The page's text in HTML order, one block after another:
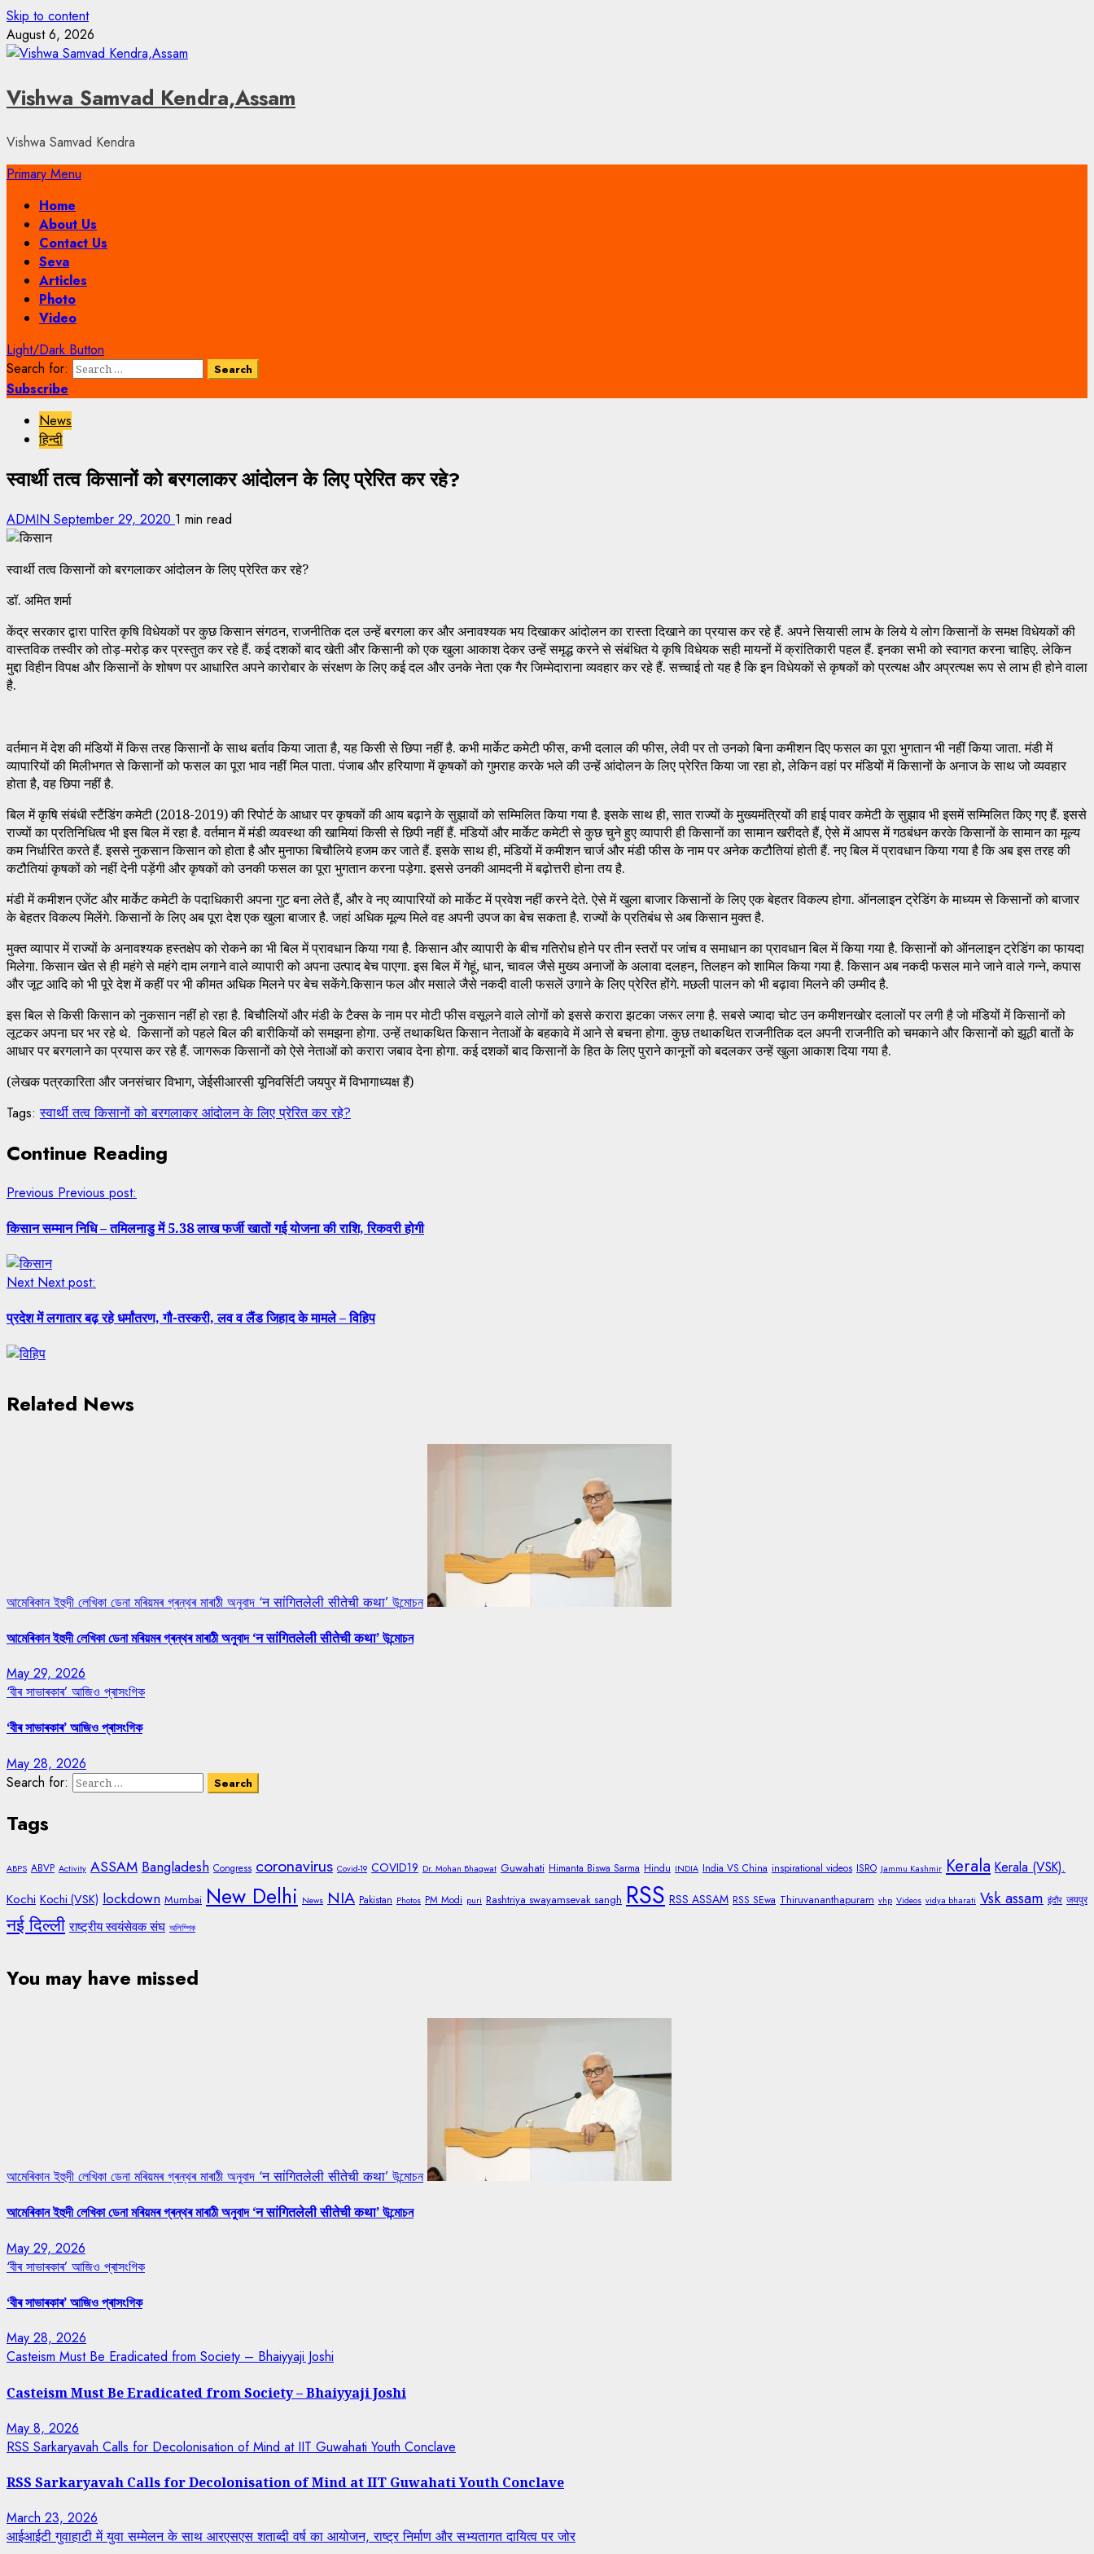
Skip to content
August 6, 2026
Vishwa Samvad Kendra,Assam
Vishwa Samvad Kendra
Primary Menu
Home
About Us
Contact Us
Seva
Articles
Photo
Video
Light/Dark Button
Search for:
Subscribe
News
हिन्दी
स्वार्थी तत्व किसानों को बरगलाकर आंदोलन के लिए प्रेरित कर रहे?
ADMIN September 29, 2020 1 min read
स्वार्थी तत्व किसानों को बरगलाकर आंदोलन के लिए प्रेरित कर रहे?
डॉ. अमित शर्मा
केंद्र सरकार द्वारा पारित कृषि विधेयकों पर कुछ किसान संगठन, राजनीतिक दल उन्हें बरगला कर और अनावश्यक भय दिखाकर आंदोलन का रास्ता दिखाने का प्रयास कर रहे हैं. अपने सियासी लाभ के लिये ये लोग किसानों के समक्ष विधेयकों की
वास्तविक तस्वीर को तोड़-मरोड़ कर प्रस्तुत कर रहे हैं. कई दशकों बाद खेती और किसानी को एक खुला आकाश देकर उन्हें समृद्ध करने से संबंधित ये कृषि विधेयक सही मायनों में क्रांतिकारी पहल हैं. इनका सभी को स्वागत करना चाहिए. लेकिन
मुद्दा विहीन विपक्ष और किसानों के शोषण पर आधारित अपने कारोबार के संरक्षण के लिए कई दल और उनके नेता एक गैर जिम्मेदाराना व्यवहार कर रहे हैं. सच्चाई तो यह है कि इन विधेयकों से कृषकों को प्रत्यक्ष और अप्रत्यक्ष रूप से लाभ ही होने वाला
है.
वर्तमान में देश की मंडियों में किस तरह किसानों के साथ बर्ताव किया जाता है, यह किसी से छिपा नहीं है. कभी मार्केट कमेटी फीस, कभी दलाल की फीस, लेवी पर तो उनको बिना कमीशन दिए फसल का पूरा भुगतान भी नहीं किया जाता. मंडी में
व्यापारियों की मिलीभगत से किसानों को फसल का पूरा भाव नहीं मिल पाता. पंजाब और हरियाणा में कृषकों को गुमराह करके भले की उन्हें आंदोलन के लिए प्रेरित किया जा रहा हो, लेकिन वहां पर मंडियों में किसानों के अनाज के साथ जो व्यवहार
होता है, वह छिपा नहीं है.
बिल में कृषि संबंधी स्टैंडिंग कमेटी (2018-2019) की रिपोर्ट के आधार पर कृषकों की आय बढ़ाने के सुझावों को सम्मिलित किया गया है. इसके साथ ही, सात राज्यों के मुख्यमंत्रियों की हाई पावर कमेटी के सुझाव भी इसमें सम्मिलित किए गए हैं. इससे
राज्यों का प्रतिनिधित्व भी इस बिल में रहा है. वर्तमान में मंडी व्यवस्था की खामियां किसी से छिपी नहीं हैं. मंडियों और मार्केट कमेटी से कुछ चुने हुए व्यापारी ही किसानों का सामान खरीदते हैं, ऐसे में आपस में गठबंधन करके किसानों के सामान का मूल्य
कम निर्धारित करते हैं. इससे नुकसान किसान को होता है और मुनाफा बिचौलिये हजम कर जाते हैं. इसके साथ ही, मंडियों में कमीशन चार्ज और मंडी फीस के नाम पर अनेक कटौतियां होती हैं. नए बिल में प्रावधान किया गया है कि अब इस तरह की
कटौतियां कृषकों को नहीं देनी पड़ेंगी और कृषकों को उनकी फसल का पूरा भुगतान करना पड़ेगा. इससे उनकी आमदनी में बढ़ोत्तरी होना तय है.
मंडी में कमीशन एजेंट और मार्केट कमेटी के पदाधिकारी अपना गुट बना लेते हैं, और वे नए व्यापारियों को मार्केट में प्रवेश नहीं करने देते. ऐसे में खुला बाजार किसानों के लिए एक बेहतर विकल्प होगा. ऑनलाइन ट्रेडिंग के माध्यम से किसानों को बाजार
के बेहतर विकल्प मिलेंगे. किसानों के लिए अब पूरा देश एक खुला बाजार है. जहां अधिक मूल्य मिले वह अपनी उपज का बेच सकता है. राज्यों के प्रतिबंध से अब किसान मुक्त है.
मुक्त व्यापार में राज्यों के अनावश्यक हस्तक्षेप को रोकने का भी बिल में प्रावधान किया गया है. किसान और व्यापारी के बीच गतिरोध होने पर तीन स्तरों पर जांच व समाधान का प्रावधान बिल में किया गया है. किसानों को ऑनलाइन ट्रेडिंग का फायदा
मिलेगा. किसान खेत से ही महंगे से महंगे दाम लगाने वाले व्यापारी को अपना उत्पाद बेच पाएगा. इस बिल में गेहूं, धान, चावल जैसे मुख्य अनाजों के अलावा दलहन, तिलहन को शामिल किया गया है. किसान अब नकदी फसल माने जाने वाले गन्ने, कपास
और जूट आदि को भी पूरे देश में कहीं पर भी कीमत अधिक मिलने पर बेच सकेंगे.किसान फल और मसाले जैसे नकदी वाली फसलें उगाने के लिए प्रेरित होंगे. मछली पालन को भी बढ़ावा मिलने की उम्मीद है.
इस बिल से किसी किसान को नुकसान नहीं हो रहा है. बिचौलियों और मंडी के टैक्स के नाम पर मोटी फीस वसूलने वाले लोगों को इससे करारा झटका जरूर लगा है. सबसे ज्यादा चोट उन कमीशनखोर दलालों पर लगी है जो मंडियों में किसानों को
लूटकर अपना घर भर रहे थे. किसानों को पहले बिल की बारीकियों को समझना होगा. उन्हें तथाकथित किसान नेताओं के बहकावे में आने से बचना होगा. कुछ तथाकथित राजनीतिक दल अपनी राजनीति को चमकाने और किसानों को झूठी बातों के
आधार पर बरगलाने का प्रयास कर रहे हैं. जागरूक किसानों को ऐसे नेताओं को करारा जबाव देना होगा. कई दशकों बाद किसानों के हित के लिए पुराने कानूनों को बदलकर उन्हें खुला आकाश दिया गया है.
(लेखक पत्रकारिता और जनसंचार विभाग, जेईसीआरसी यूनिवर्सिटी जयपुर में विभागाध्यक्ष हैं)
Tags:स्वार्थी तत्व किसानों को बरगलाकर आंदोलन के लिए प्रेरित कर रहे?
Continue Reading
Previous Previous post:
किसान सम्मान निधि – तमिलनाडु में 5.38 लाख फर्जी खातों गई योजना की राशि, रिकवरी होगी
Next Next post:
प्रदेश में लगातार बढ़ रहे धर्मांतरण, गौ-तस्करी, लव व लैंड जिहाद के मामले – विहिप
Related News
আমেৰিকান ইহুদী লেখিকা ডেনা মৰিয়মৰ গ্ৰন্থৰ মাৰাঠী অনুবাদ ‘न सांगितलेली सीतेची कथा’ উন্মোচন
আমেৰিকান ইহুদী লেখিকা ডেনা মৰিয়মৰ গ্ৰন্থৰ মাৰাঠী অনুবাদ ‘न सांगितलेली सीतेची कथा’ উন্মোচন
May 29, 2026
‘বীৰ সাভাৰকাৰ’ আজিও প্ৰাসংগিক
‘বীৰ সাভাৰকাৰ’ আজিও প্ৰাসংগিক
May 28, 2026
Search for:
Tags
ABPS ABVP Activity ASSAM Bangladesh Congress coronavirus Covid-19 COVID19 Dr. Mohan Bhagwat Guwahati Himanta Biswa Sarma Hindu INDIA India VS China inspirational videos ISRO Jammu Kashmir Kerala Kerala (VSK).
Kochi Kochi (VSK) lockdown Mumbai New Delhi News NIA Pakistan Photos PM Modi puri Rashtriya swayamsevak sangh RSS RSS ASSAM RSS SEwa Thiruvananthapuram vhp Videos vidya bharati Vsk assam इंदौर जयपुर
नई दिल्ली राष्ट्रीय स्वयंसेवक संघ অলিম্পিক
You may have missed
আমেৰিকান ইহুদী লেখিকা ডেনা মৰিয়মৰ গ্ৰন্থৰ মাৰাঠী অনুবাদ ‘न सांगितलेली सीतेची कथा’ উন্মোচন
আমেৰিকান ইহুদী লেখিকা ডেনা মৰিয়মৰ গ্ৰন্থৰ মাৰাঠী অনুবাদ ‘न सांगितलेली सीतेची कथा’ উন্মোচন
May 29, 2026
‘বীৰ সাভাৰকাৰ’ আজিও প্ৰাসংগিক
‘বীৰ সাভাৰকাৰ’ আজিও প্ৰাসংগিক
May 28, 2026
Casteism Must Be Eradicated from Society – Bhaiyyaji Joshi
Casteism Must Be Eradicated from Society – Bhaiyyaji Joshi
May 8, 2026
RSS Sarkaryavah Calls for Decolonisation of Mind at IIT Guwahati Youth Conclave
RSS Sarkaryavah Calls for Decolonisation of Mind at IIT Guwahati Youth Conclave
March 23, 2026
आईआईटी गुवाहाटी में युवा सम्मेलन के साथ आरएसएस शताब्दी वर्ष का आयोजन, राष्ट्र निर्माण और सभ्यतागत दायित्व पर जोर